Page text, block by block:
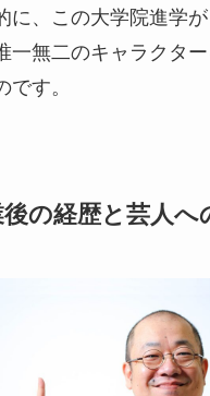
に、この大学院進学
一無二のキャラクタ
です。
の経歴と芸人へ